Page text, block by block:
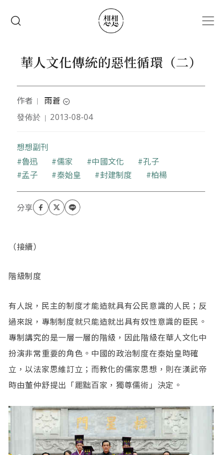
華人文化傳統的惡性循環（二）
作者 ｜ 雨蒼 expand_circle_down
自由軟體工作者、公民記者，現任職於數位經濟暨產
發佈於 ｜ 2013-08-04
想想副刊
關鍵字
魯迅 儒家 中國文化
孔子
孟子
秦始皇 封建制度 柏楊
（接續）
階級制度
有人說，民主的制度才能造就具有公民意識的人民；反
過來說，專制制度就只能造就出具有奴性意識的臣民。
專制講究的是一層一層的階級，因此階級在華人文化中
扮演非常重要的角色。中國的政治制度在秦始皇時確
立，以法家思維訂立；而教化的儒家思想，則在漢武帝
時由董仲舒提出「罷黜百家，獨尊儒術」決定。